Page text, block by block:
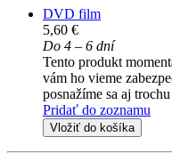
DVD film
5,60 €
Do 4 – 6 dní
Tento produkt
vám ho vieme
posnažíme sa aj
Pridať do zoznamu
Vložiť do košíka